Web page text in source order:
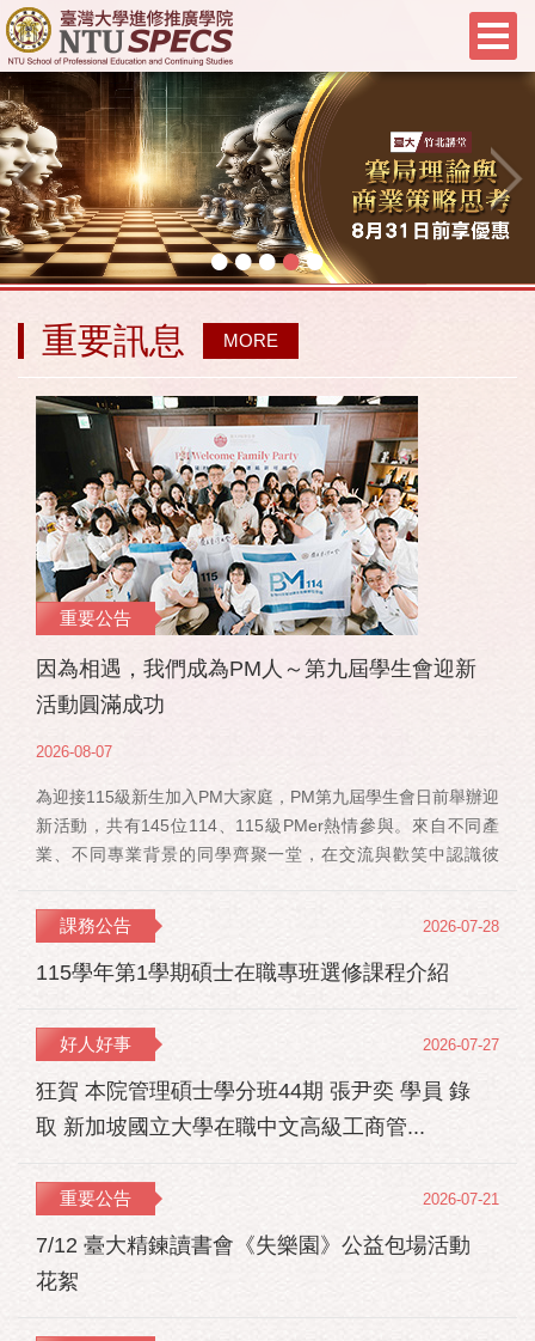
•••••
重要訊息 MORE
重要公告
因為相遇，我們成為PM人～第九屆學生會迎新
活動圓滿成功
2026-08-07
為迎接115級新生加入PM大家庭，PM第九屆學生會日前舉辦迎
新活動，共有145位114、115級PMer熱情參與。來自不同產
業、不同專業背景的同學齊聚一堂，在交流與歡笑中認識彼
謝郭佳瑋院長、PMBA孔令傑主任及PMBM何佳安主任蒞臨現
場，給予115 級新生勉勵與祝福；PMLBA謝煜偉主任雖人在國
外進修，也特別捎來祝福，為即將...
課務公告
115學年第1學期碩士在職專班選修課程介紹
2026-07-28
好人好事
狂賀 本院管理碩士學分班44期 張尹奕 學員 錄
取 新加坡國立大學在職中文高級工商管...
2026-07-27
重要公告
7/12 臺大精鍊讀書會《失樂園》公益包場活動
花絮
2026-07-21